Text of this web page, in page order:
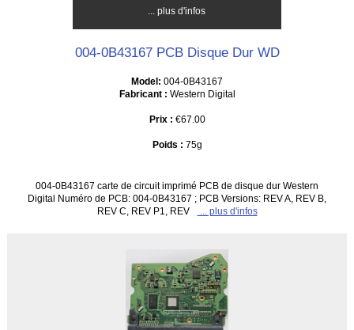
... plus d'infos
004-0B43167 PCB Disque Dur WD
Model: 004-0B43167
Fabricant : Western Digital
Prix : €67.00
Poids : 75g
004-0B43167 carte de circuit imprimé PCB de disque dur Western
Digital Numéro de PCB: 004-0B43167 ; PCB Versions: REV A, REV B,
REV C, REV P1, REV
... plus d'infos